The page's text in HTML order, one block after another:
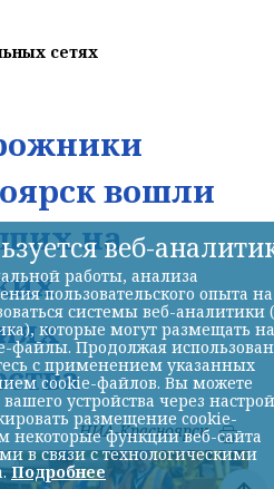
сетях
вошли
на
НИА-Красноярск
веб-
работы, анализа
пользовательского опыта на
системы веб-аналитики
которые могут размещать на
файлы. Продолжая
с применением указанных
cookie-файлов. Вы можете
устройства через
размещение cookie-
некоторые функции веб-сайта
в связи с технологическими
Подробнее